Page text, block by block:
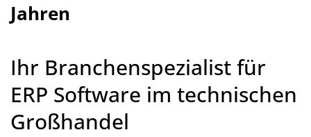
Jahren
Ihr Branchenspezialist für
ERP Software im technischen
Großhandel